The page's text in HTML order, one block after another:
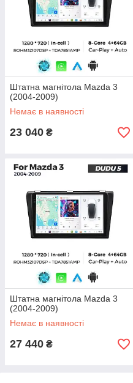
Штатна магнітола Mazda 3
(2004-2009)
Немає в наявності
23 040 ₴
Штатна магнітола Mazda 3
(2004-2009)
Немає в наявності
27 440 ₴